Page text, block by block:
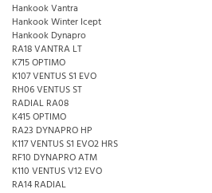
Hankook Vantra
Hankook Winter Icept
Hankook Dynapro
RA18 VANTRA LT
K715 OPTIMO
K107 VENTUS S1 EVO
RH06 VENTUS ST
RADIAL RA08
K415 OPTIMO
RA23 DYNAPRO HP
K117 VENTUS S1 EVO2 HRS
RF10 DYNAPRO ATM
K110 VENTUS V12 EVO
RA14 RADIAL